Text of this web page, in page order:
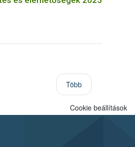
Több
Cookie beállítások